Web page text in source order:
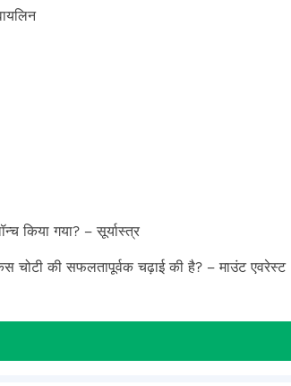
किया गया? – सूर्यास्त्र
चोटी की सफलतापूर्वक चढ़ाई की है? – माउंट एवरेस्ट